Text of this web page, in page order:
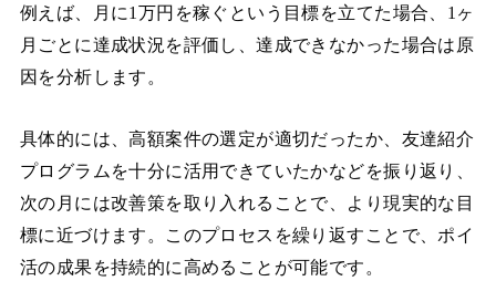
例えば、月に1万円を稼ぐという目標を立てた場合、1ヶ
月ごとに達成状況を評価し、達成できなかった場合は原
因を分析します。
具体的には、高額案件の選定が適切だったか、友達紹介
プログラムを十分に活用できていたかなどを振り返り、
次の月には改善策を取り入れることで、より現実的な目
標に近づけます。このプロセスを繰り返すことで、ポイ
活の成果を持続的に高めることが可能です。